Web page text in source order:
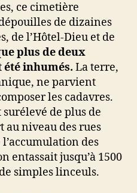
ce cimetière
de dizaines
de l’Hôtel-Dieu et de
plus de deux
inhumés. La terre,
ne parvient
les cadavres.
surélevé de plus de
au niveau des rues
des
entassait jusqu’à 1500
simples linceuls.